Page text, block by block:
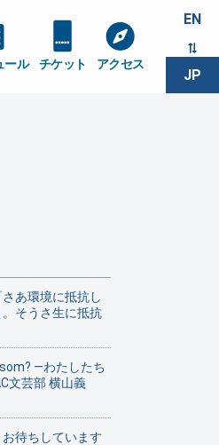
EN
JP
ール チケット アクセス
あ環境に抵抗し
そうさ生に抵抗
―わたしたち
文芸部 横山義
待ちしています